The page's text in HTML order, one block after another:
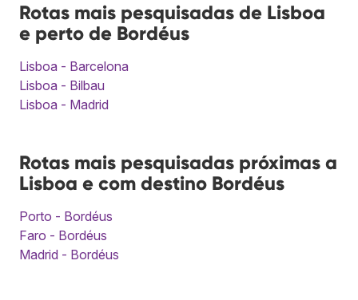
Rotas mais pesquisadas de Lisboa
e perto de Bordéus
Lisboa - Barcelona
Lisboa - Bilbau
Lisboa - Madrid
Rotas mais pesquisadas próximas a
Lisboa e com destino Bordéus
Porto - Bordéus
Faro - Bordéus
Madrid - Bordéus